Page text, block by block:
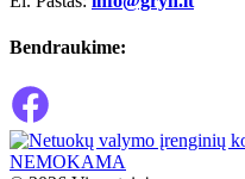
Bendraukime:
NEMOKAMA